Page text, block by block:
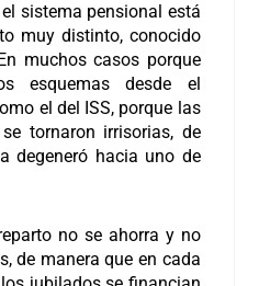
sistema pensional está
muy distinto, conocido
muchos casos porque
esquemas desde el
el del ISS, porque las
tornaron irrisorias, de
degeneró hacia uno de
no se ahorra y no
de manera que en cada